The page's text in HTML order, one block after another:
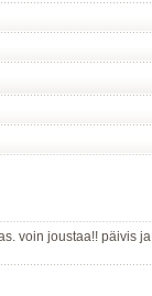
voin joustaa!! päivis ja